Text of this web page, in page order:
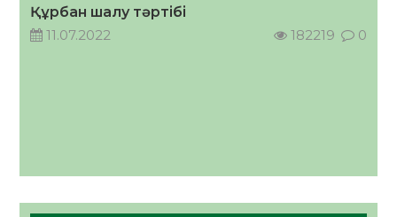
05.08.2026
Құрбан шалу тәртібі
11.07.2022
182219 0